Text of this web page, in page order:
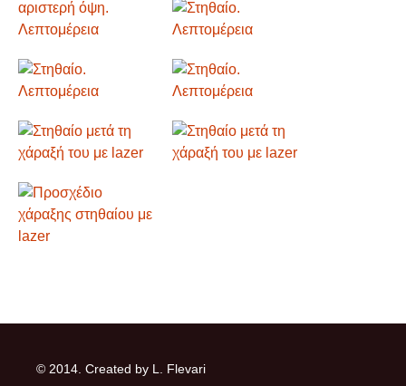
© 2014. Created by L. Flevari